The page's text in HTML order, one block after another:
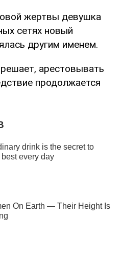
жертвы девушка
сетях новый
другим именем.
арестовывать
продолжается